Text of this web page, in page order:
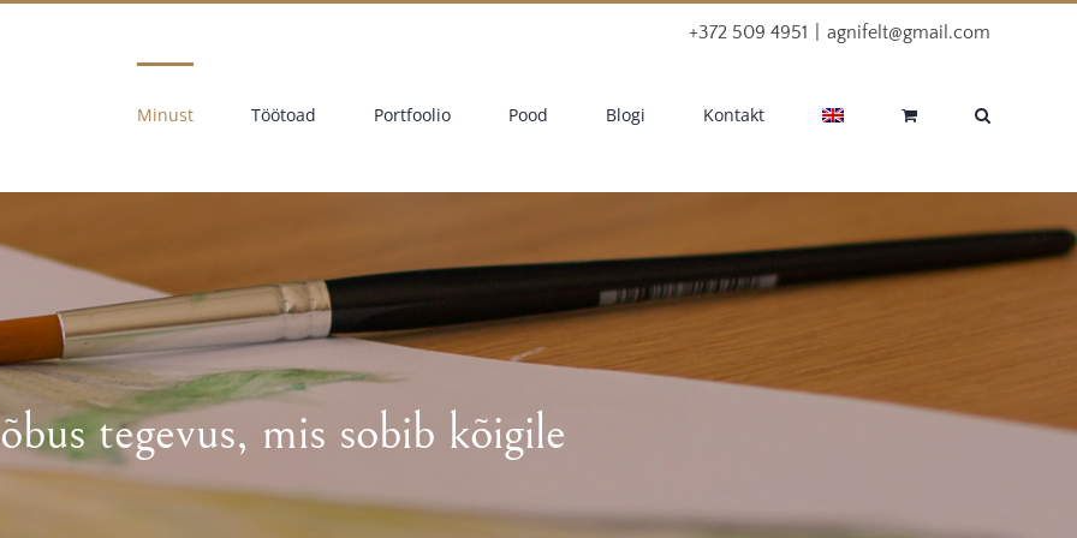
+372 509 4951 agnifelt@gmail.com
Minust Töötoad Portfoolio Pood Blogi Kontakt
tegevus, mis sobib kõigile